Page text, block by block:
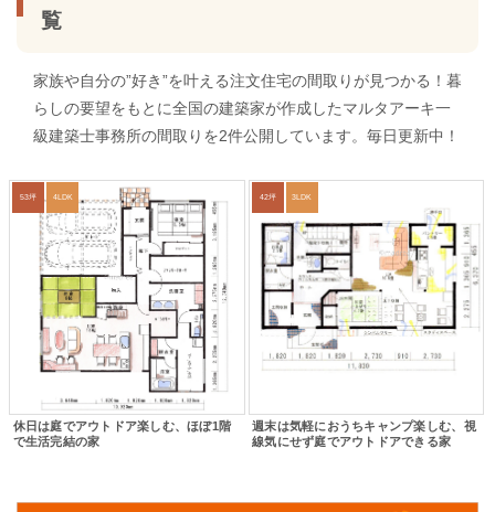
覧
家族や自分の”好き”を叶える注文住宅の間取りが見つかる！暮
らしの要望をもとに全国の建築家が作成したマルタアーキ一
級建築士事務所の間取りを2件公開しています。毎日更新中！
53坪 4LDK
休日は庭でアウトドア楽しむ、ほぼ1階
で生活完結の家
42坪 3LDK
週末は気軽におうちキャンプ楽しむ、視
線気にせず庭でアウトドアできる家